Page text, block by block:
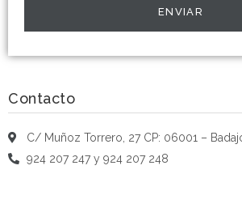
ENVIAR
Contacto
C/ Muñoz Torrero, 27 CP: 06001 –
924 207 247 y 924 207 248